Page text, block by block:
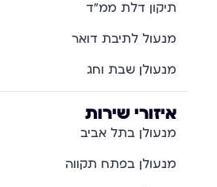
תיקון דלת ממ"ד
מנעול לתיבת דואר
מנעולן שבת וחג
איזורי שירות
מנעולן בתל אביב
מנעולן בפתח תקווה